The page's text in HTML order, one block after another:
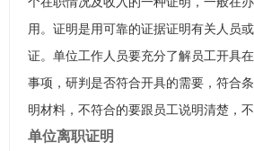
用。证明是用可靠的证据证明有关人员
证。单位工作人员要充分了解员工开具
事项，研判是否符合开具的需要，符合
明材料，不符合的要跟员工说明清楚，不
单位离职证明